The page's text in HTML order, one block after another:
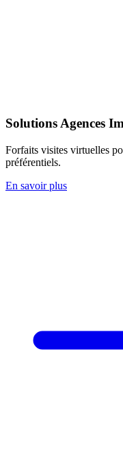
Solutions Agences
Forfaits visites virtuelles
préférentiels.
En savoir plus